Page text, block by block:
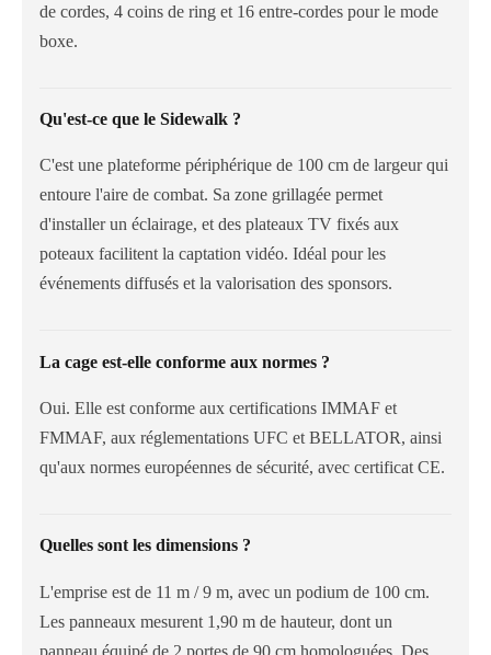
de cordes, 4 coins de ring et 16 entre-cordes pour le mode
boxe.
Qu'est-ce que le Sidewalk ?
C'est une plateforme périphérique de 100 cm de largeur qui
entoure l'aire de combat. Sa zone grillagée permet
d'installer un éclairage, et des plateaux TV fixés aux
poteaux facilitent la captation vidéo. Idéal pour les
événements diffusés et la valorisation des sponsors.
La cage est-elle conforme aux normes ?
Oui. Elle est conforme aux certifications IMMAF et
FMMAF, aux réglementations UFC et BELLATOR, ainsi
qu'aux normes européennes de sécurité, avec certificat CE.
Quelles sont les dimensions ?
L'emprise est de 11 m / 9 m, avec un podium de 100 cm.
Les panneaux mesurent 1,90 m de hauteur, dont un
panneau équipé de 2 portes de 90 cm homologuées. Des